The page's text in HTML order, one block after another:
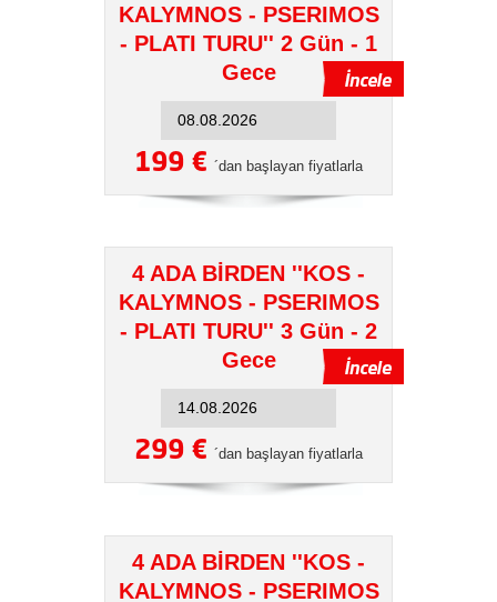
KALYMNOS - PSERIMOS
- PLATI TURU'' 2 Gün - 1
Gece
199 € ´dan başlayan fiyatlarla
4 ADA BİRDEN ''KOS -
KALYMNOS - PSERIMOS
- PLATI TURU'' 3 Gün - 2
Gece
299 € ´dan başlayan fiyatlarla
4 ADA BİRDEN ''KOS -
KALYMNOS - PSERIMOS